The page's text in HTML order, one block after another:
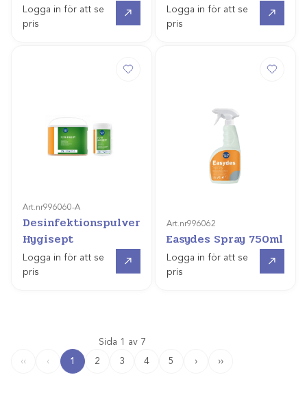
Logga in för att se
pris
Logga in för att se
pris
Art.nr996060-A
Desinfektionspulver
Hygisept
Logga in för att se
pris
Art.nr996062
Easydes Spray 750ml
Logga in för att se
pris
Sida 1 av 7
‹‹
‹ 1 2 3 4 5 › ››